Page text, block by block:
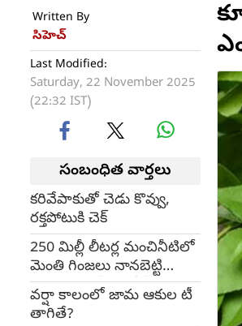
Written By
సిహెచ్
Last Modified:
Saturday, 22 November 2025
(22:32 IST)
సంబంధిత వార్తలు
కరివేపాకుతో చెడు కొవ్వు,
రక్తపోటుకి చెక్
250 మిల్లీ లీటర్ల మంచినీటిలో
మెంతి గింజలు నానబెట్టి
తాగితే షుగర్ కంట్రోల్
వర్షా కాలంలో జామ ఆకుల టీ
తాగితే?